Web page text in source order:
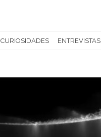
CURIOSIDADES ENTREVISTAS